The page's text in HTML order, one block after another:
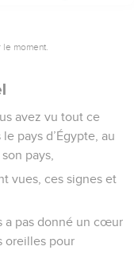
moment.
avez vu tout ce
pays d’Égypte, au
pays,
vues, ces signes et
a pas donné un cœur
oreilles pour